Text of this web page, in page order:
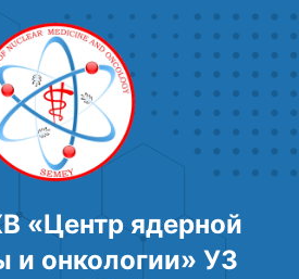
«Центр ядерной
и онкологии» УЗ